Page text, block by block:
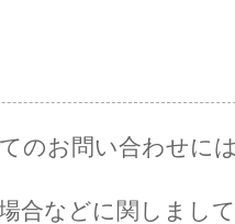
のお問い合わせに
合などに関しまし